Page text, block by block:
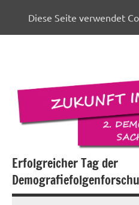
Halberstadt
Erfolgreicher Tag der
Diese Seite verwendet